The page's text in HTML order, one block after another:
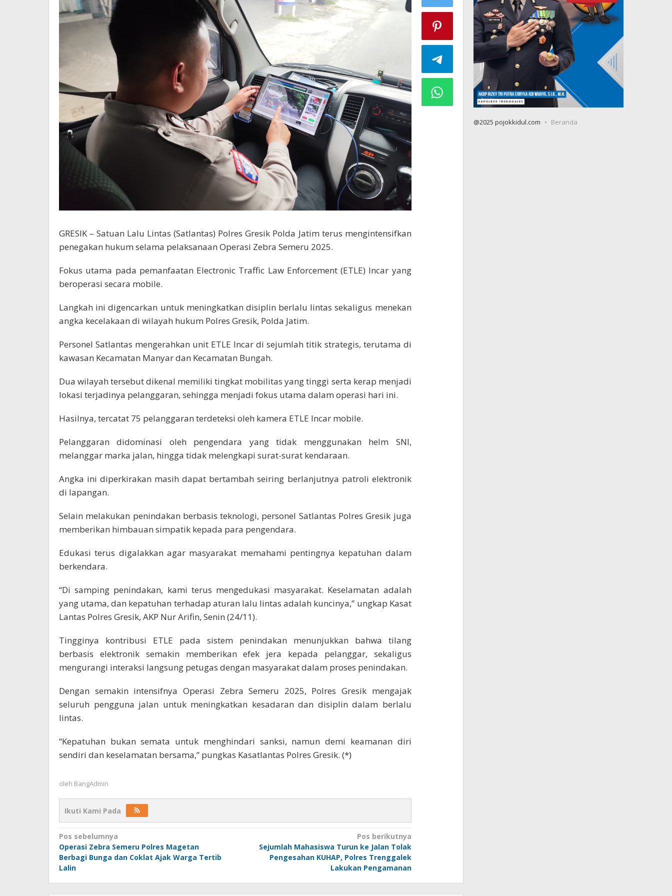
GRESIK – Satuan Lalu Lintas (Satlantas) Polres Gresik Polda Jatim terus mengintensifkan
penegakan hukum selama pelaksanaan Operasi Zebra Semeru 2025.
Fokus utama pada pemanfaatan Electronic Traffic Law Enforcement (ETLE) Incar yang
beroperasi secara mobile.
Langkah ini digencarkan untuk meningkatkan disiplin berlalu lintas sekaligus menekan
angka kecelakaan di wilayah hukum Polres Gresik, Polda Jatim.
Personel Satlantas mengerahkan unit ETLE Incar di sejumlah titik strategis, terutama di
kawasan Kecamatan Manyar dan Kecamatan Bungah.
Dua wilayah tersebut dikenal memiliki tingkat mobilitas yang tinggi serta kerap menjadi
lokasi terjadinya pelanggaran, sehingga menjadi fokus utama dalam operasi hari ini.
Hasilnya, tercatat 75 pelanggaran terdeteksi oleh kamera ETLE Incar mobile.
Pelanggaran didominasi oleh pengendara yang tidak menggunakan helm SNI,
melanggar marka jalan, hingga tidak melengkapi surat-surat kendaraan.
Angka ini diperkirakan masih dapat bertambah seiring berlanjutnya patroli elektronik
di lapangan.
Selain melakukan penindakan berbasis teknologi, personel Satlantas Polres Gresik juga
memberikan himbauan simpatik kepada para pengendara.
Edukasi terus digalakkan agar masyarakat memahami pentingnya kepatuhan dalam
berkendara.
“Di samping penindakan, kami terus mengedukasi masyarakat. Keselamatan adalah
yang utama, dan kepatuhan terhadap aturan lalu lintas adalah kuncinya,” ungkap Kasat
Lantas Polres Gresik, AKP Nur Arifin, Senin (24/11).
Tingginya kontribusi ETLE pada sistem penindakan menunjukkan bahwa tilang
berbasis elektronik semakin memberikan efek jera kepada pelanggar, sekaligus
mengurangi interaksi langsung petugas dengan masyarakat dalam proses penindakan.
Dengan semakin intensifnya Operasi Zebra Semeru 2025, Polres Gresik mengajak
seluruh pengguna jalan untuk meningkatkan kesadaran dan disiplin dalam berlalu
lintas.
“Kepatuhan bukan semata untuk menghindari sanksi, namun demi keamanan diri
sendiri dan keselamatan bersama,” pungkas Kasatlantas Polres Gresik. (*)
oleh BangAdmin
Ikuti Kami Pada
Navigasi
pos
Pos sebelumnya
Operasi Zebra Semeru Polres Magetan
Berbagi Bunga dan Coklat Ajak Warga Tertib
Lalin
Pos berikutnya
Sejumlah Mahasiswa Turun ke Jalan Tolak
Pengesahan KUHAP, Polres Trenggalek
Lakukan Pengamanan
@2025 pojokkidul.com Beranda